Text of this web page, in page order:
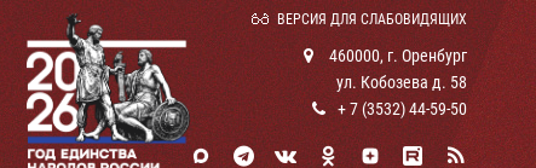
ВЕРСИЯ ДЛЯ СЛАБОВИДЯЩИХ
460000, г. Оренбург
ул. Кобозева д. 58
+ 7 (3532) 44-59-50